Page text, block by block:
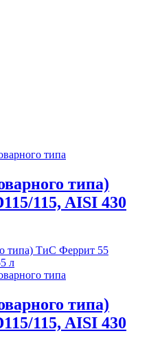
типа
типа)
115, AISI 430
типа
типа)
115, AISI 430